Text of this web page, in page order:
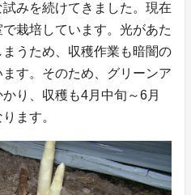
みを続けてきました。現在
栽培しています。光があた
うため、収穫作業も暗闇の
す。そのため、グリーンア
り、収穫も4月中旬～6月
ます。